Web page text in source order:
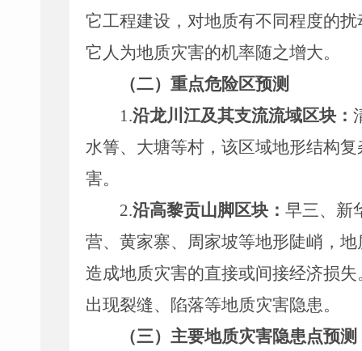
它工程建设，对地质有不同程度的
它人为地质灾害的机率随之增大。
（二）重点危险区预测
1.沿龙川江及其支流流域区块：
水箐、大塘等村，该区域地形结构
害。
2.沿高黎贡山脚区块： 早三、新
营、黄家寨、周家坡等地形陡峭，
造成地质灾害的直接或间接经济损
出现裂缝、陷落等地质灾害隐患。
（三）主要地质灾害隐患点预测